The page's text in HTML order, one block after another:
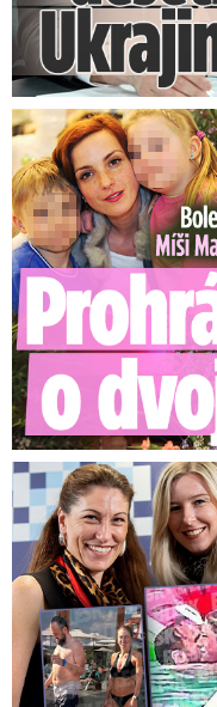
Bolestné vzpomínky